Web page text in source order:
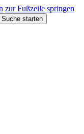
zur Fußzeile springen
Suche starten